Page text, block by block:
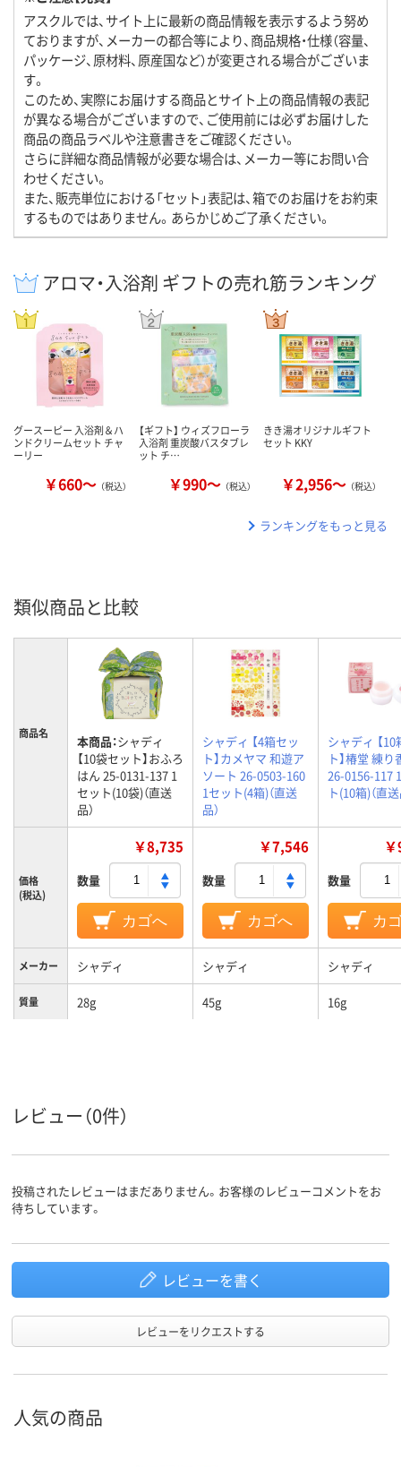
アスクルでは、サイト上に最新の商品情報を表示するよう努め
ておりますが、メーカーの都合等により、商品規格・仕様（容量、
パッケージ、原材料、原産国など）が変更される場合がございま
す。
このため、実際にお届けする商品とサイト上の商品情報の表記
が異なる場合がございますので、ご使用前には必ずお届けした
商品の商品ラベルや注意書きをご確認ください。
さらに詳細な商品情報が必要な場合は、メーカー等にお問い合
わせください。
また、販売単位における「セット」表記は、箱でのお届けをお約束
するものではありません。あらかじめご了承ください。
アロマ・入浴剤 ギフトの売れ筋ランキング
グースーピー 入浴剤＆ハ
ンドクリームセット チャ
ーリー
￥660～ （税込）
【ギフト】 ウィズフローラ
入浴剤 重炭酸バスタブレ
ット チ…
￥990～ （税込）
きき湯オリジナルギフト
セット KKY
￥2,956～ （税込）
ランキングをもっと見る
類似商品と比較
商品名 本商品：シャディ
【10袋セット】おふろ
はん 25-0131-137 1
セット(10袋)（直送
品）
シャディ 【4箱セッ
ト】カメヤマ 和遊ア
ソート 26-0503-160
1セット(4箱)（直送
品）
シャディ 【
ト】椿堂 練り
26-0156-117
ト(10箱)（直送
価格
(税込)
￥8,735
数量
カゴへ
￥7,546
数量
カゴへ
数量
カ
メーカー シャディ シャディ シャディ
質量 28g 45g 16g
レビュー（0件）
投稿されたレビューはまだありません。お客様のレビューコメントをお
待ちしています。
レビューを書く
レビューをリクエストする
人気の商品